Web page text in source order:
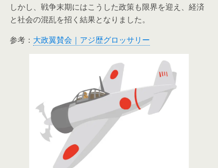
しかし、戦争末期にはこうした政策も限界を迎え、経済
と社会の混乱を招く結果となりました。
参考： 大政翼賛会｜アジ歴グロッサリー